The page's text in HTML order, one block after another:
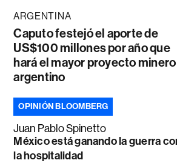
ARGENTINA
Caputo festejó el aporte de
US$100 millones por año que
hará el mayor proyecto minero
argentino
OPINIÓN BLOOMBERG
Juan Pablo Spinetto
México está ganando la guerra
la hospitalidad